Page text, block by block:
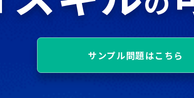
サンプル問題はこちら